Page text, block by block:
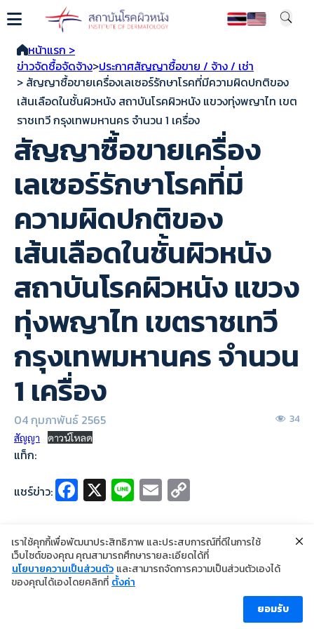
หน้าแรก >
ข่าวจัดซื้อจัดจ้าง>ประกาศสัญญาซื้อขาย / จ้าง / เช่า
> สัญญาซื้อขายเครื่องเลเซอร์รักษาโรคที่มีความผิดปกติของ
เส้นเลือดในชั้นผิวหนัง สถาบันโรคผิวหนัง แขวงทุ่งพญาไท เขต
ราชเทวี กรุงเทพมหานคร จำนวน 1 เครื่อง
สัญญาซื้อขายเครื่อง
เลเซอร์รักษาโรคที่มี
ความผิดปกติของ
เส้นเลือดในชั้นผิวหนัง
สถาบันโรคผิวหนัง แขวง
ทุ่งพญาไท เขตราชเทวี
กรุงเทพมหานคร จำนวน
1 เครื่อง
04 กุมภาพันธ์ 2565 34
สัญญา ดาวน์โหลด
แท็ก:
แชร์ข่าว: Fa
ce
b
o
o
X Li
n
e
E
m
ai
l
p
y
Li
©2024 Copyright Institute of Dermatology Thailand
นโยบายการคุ้มครองข้อมูลส่วนบุคคล
ผู้เข้าชม [ahc_total_visits]
เราใช้คุกกี้เพื่อพัฒนาประสิทธิภาพ และประสบการณ์ที่ดีในการใช้
เว็บไซต์ของคุณ คุณสามารถศึกษารายละเอียดได้ที่
นโยบายความเป็นส่วนตัว และสามารถจัดการความเป็นส่วนตัวเองได้
ของคุณได้เองโดยคลิกที่ ตั้งค่า
ยอมรับ